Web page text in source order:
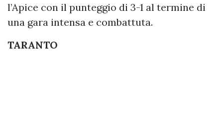
l’Apice con il punteggio di 3-1 al termine di
una gara intensa e combattuta.
TARANTO